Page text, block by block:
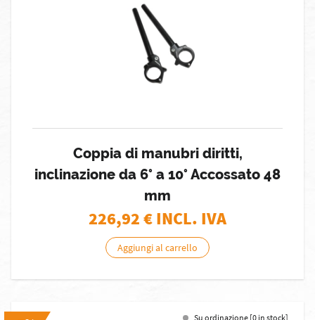
Coppia di manubri diritti,
inclinazione da 6° a 10° Accossato 48
mm
226,92€ INCL. IVA
Aggiungi al carrello
Su ordinazione [0 in stock]